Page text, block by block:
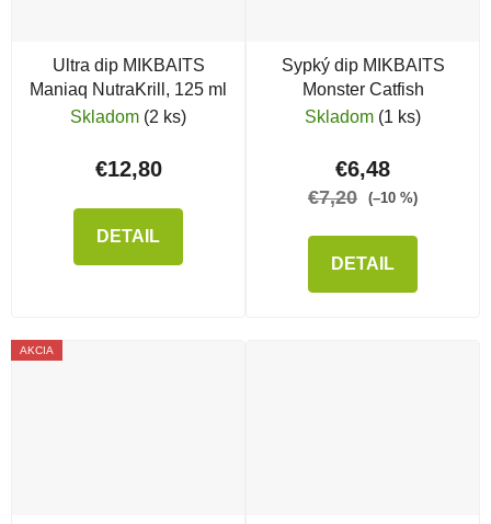
Ultra dip MIKBAITS
Maniaq NutraKrill, 125 ml
Skladom (2 ks)
€12,80
DETAIL
Sypký dip MIKBAITS
Monster Catfish
Skladom (1 ks)
€6,48
€7,20 (–10 %)
DETAIL
AKCIA